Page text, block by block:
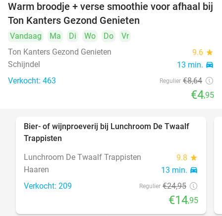
43%
Warm broodje + verse smoothie voor afhaal bij
Ton Kanters Gezond Genieten
Vandaag Ma Di Wo Do
Vr
Ton Kanters Gezond Genieten
9.6 star
Schijndel 13 min. directions_car
Verkocht: 463 Regulier €8,64
€4,95
40%
Bier- of wijnproeverij bij Lunchroom De Twaalf
Trappisten
Lunchroom De Twaalf Trappisten
9.8 star
Haaren 13 min. directions_car
Verkocht: 209 Regulier €24,95
€14,95